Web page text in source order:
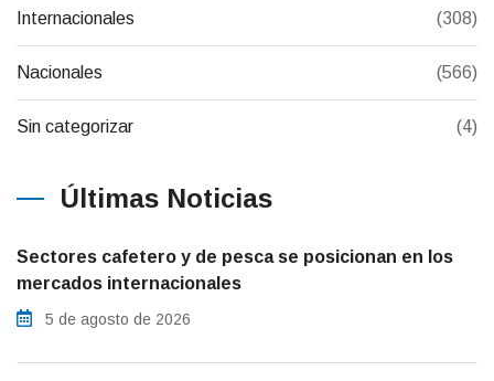
Internacionales (308)
Nacionales (566)
Sin categorizar (4)
Últimas Noticias
Sectores cafetero y de pesca se posicionan en los
mercados internacionales
5 de agosto de 2026